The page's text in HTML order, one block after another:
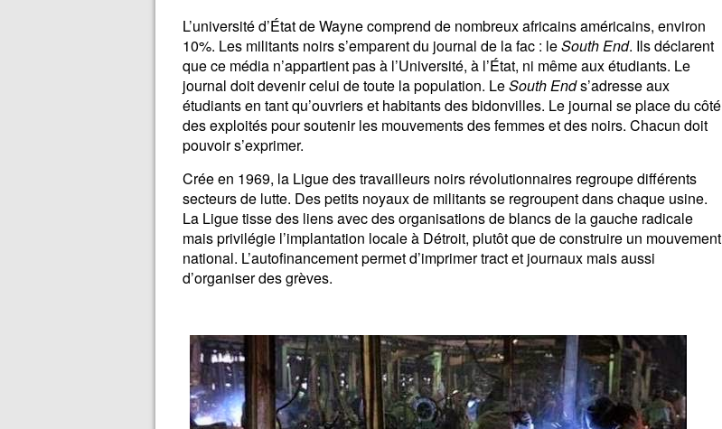
L’université d’État de Wayne comprend de nombreux africains américains, environ
10%. Les militants noirs s’emparent du journal de la fac : leSouth End. Ils déclarent
que ce média n’appartient pas à l’Université, à l’État, ni même aux étudiants. Le
journal doit devenir celui de toute la population. LeSouth Ends’adresse aux
étudiants en tant qu’ouvriers et habitants des bidonvilles. Le journal se place du côté
des exploités pour soutenir les mouvements des femmes et des noirs. Chacun doit
pouvoir s’exprimer.
Crée en 1969, la Ligue des travailleurs noirs révolutionnaires regroupe différents
secteurs de lutte. Des petits noyaux de militants se regroupent dans chaque usine.
La Ligue tisse des liens avec des organisations de blancs de la gauche radicale
mais privilégie l’implantation locale à Détroit, plutôt que de construire un mouvement
national. L’autofinancement permet d’imprimer tract et journaux mais aussi
d’organiser des grèves.